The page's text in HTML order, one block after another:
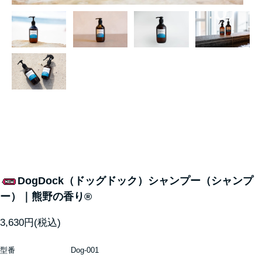
DogDock（ドッグドック）シャンプー（シャンプ
ー）｜熊野の香り®
3,630円(税込)
型番 Dog-001